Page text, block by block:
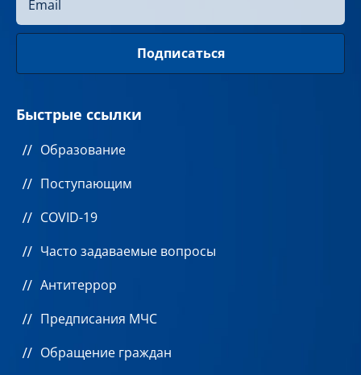
Быстрые ссылки
Образование
Поступающим
COVID-19
Часто задаваемые вопросы
Антитеррор
Предписания МЧС
Обращение граждан